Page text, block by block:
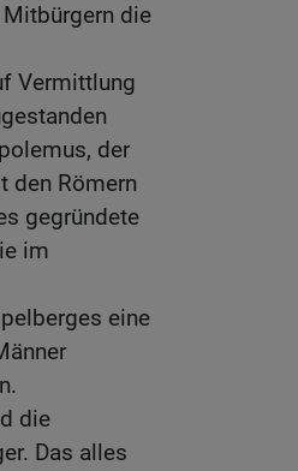
die
Vermittlung
der
den Römern
gegründete
im
eine
die
Das alles